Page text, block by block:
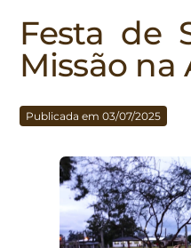
Festa de
Missão
Publicada em 03/07/2025